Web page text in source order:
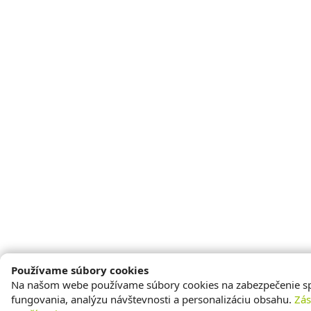
Používame súbory cookies
Na našom webe používame súbory cookies na zabezpečenie
fungovania, analýzu návštevnosti a personalizáciu obsahu.